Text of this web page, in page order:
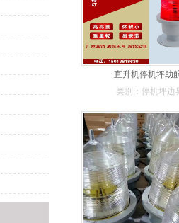
直升机停机坪助
类别：停机坪边